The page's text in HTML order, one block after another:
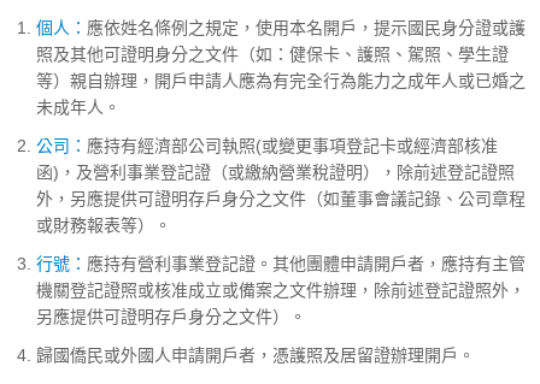
個人： 應依姓名條例之規定，使用本名開戶，提示國民身分證或護
照及其他可證明身分之文件（如：健保卡、護照、駕照、學生證
等）親自辦理，開戶申請人應為有完全行為能力之成年人或已婚之
未成年人。
公司： 應持有經濟部公司執照(或變更事項登記卡或經濟部核准
函)，及營利事業登記證（或繳納營業稅證明），除前述登記證照
外，另應提供可證明存戶身分之文件（如董事會議記錄、公司章程
或財務報表等）。
行號： 應持有營利事業登記證。其他團體申請開戶者，應持有主管
機關登記證照或核准成立或備案之文件辦理，除前述登記證照外，
另應提供可證明存戶身分之文件）。
歸國僑民或外國人申請開戶者，憑護照及居留證辦理開戶。